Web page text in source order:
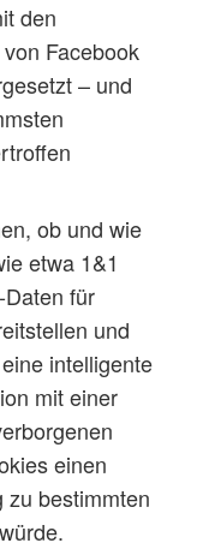
den
Facebook
– und
ob und wie
etwa 1&1
für
und
intelligente
mit einer
einen
zu bestimmten